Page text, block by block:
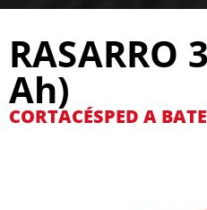
RASARRO
Ah)
CORTACÉSPED A